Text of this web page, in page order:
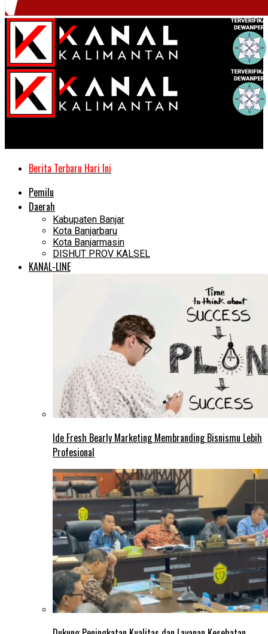
Berita Terbaru Hari Ini
Pemilu
Daerah
Kabupaten Banjar
Kota Banjarbaru
Kota Banjarmasin
DISHUT PROV KALSEL
KANAL-LINE
Ide Fresh Bearly Marketing Membranding Bisnismu Lebih
Profesional